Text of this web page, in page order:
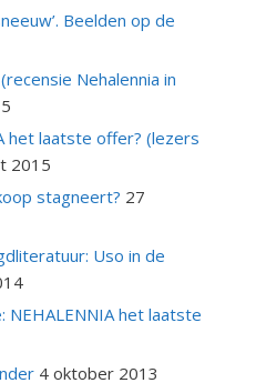
Beelden op de
Nehalennia in
het laatste offer? (lezers
2015
stagneert? 27
Uso in de
NEHALENNIA het laatste
4 oktober 2013